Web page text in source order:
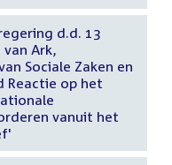
d.d. 13
van Ark,
Sociale Zaken en
Reactie op het
vanuit het